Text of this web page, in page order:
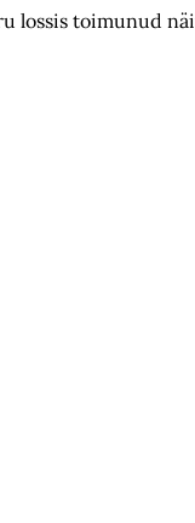
lossis toimunud